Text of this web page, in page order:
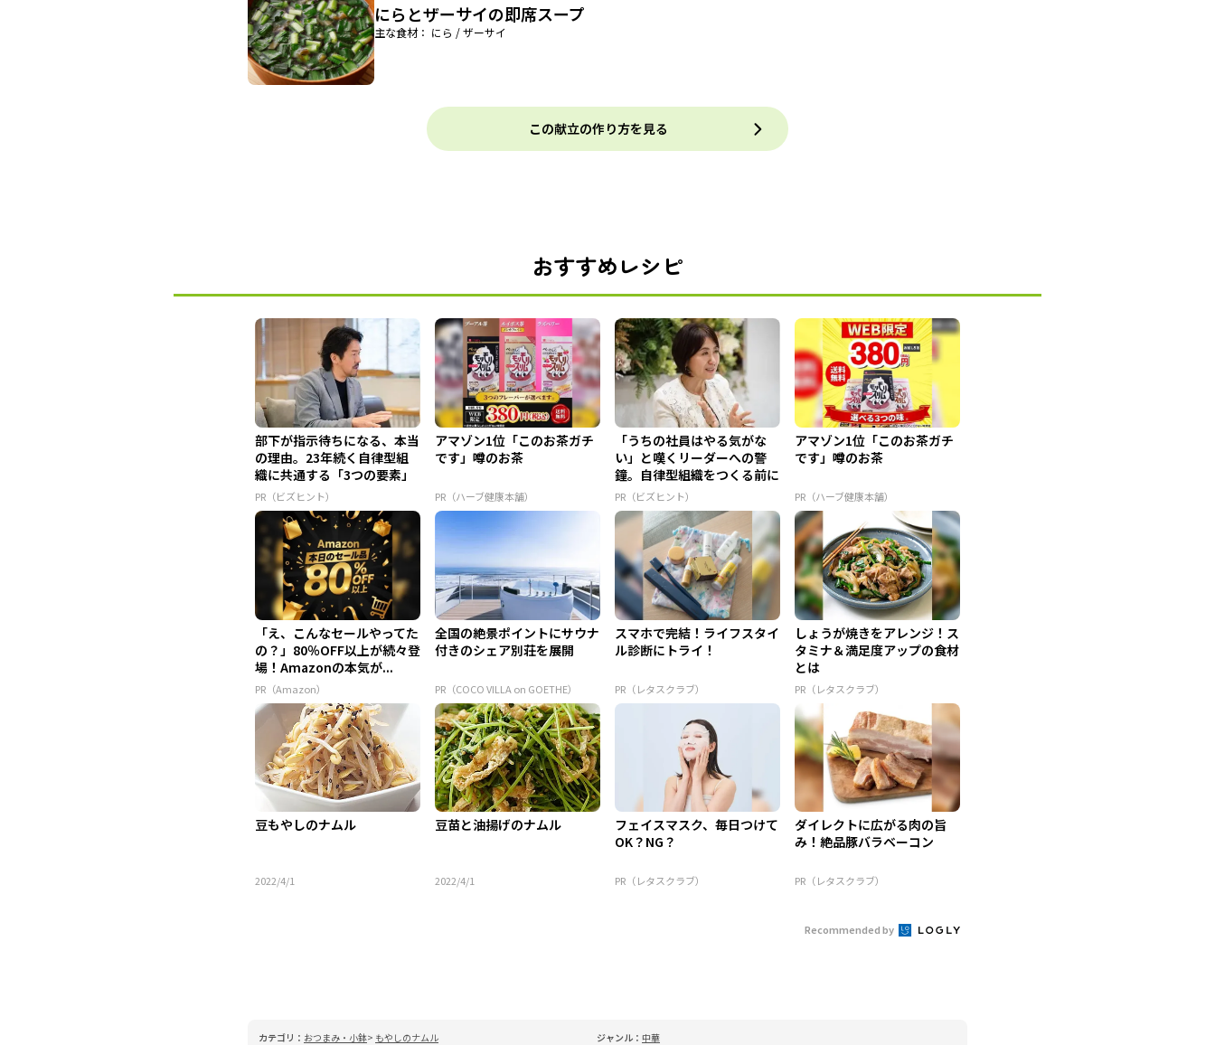
にらとザーサイの即席スープ
主な食材： にら / ザーサイ
この献立の作り方を見る
おすすめレシピ
部下が指示待ちになる、本当
の理由。23年続く自律型組
織に共通する「3つの要素」
PR（ビズヒント）
アマゾン1位「このお茶ガチ
です」噂のお茶
PR（ハーブ健康本舗）
「うちの社員はやる気がな
い」と嘆くリーダーへの警
鐘。自律型組織をつくる前に
外せな...
PR（ビズヒント）
アマゾン1位「このお茶ガチ
です」噂のお茶
PR（ハーブ健康本舗）
「え、こんなセールやってた
の？」80％OFF以上が続々登
場！Amazonの本気が...
PR（Amazon）
全国の絶景ポイントにサウナ
付きのシェア別荘を展開
PR（COCO VILLA on GOETHE）
スマホで完結！ライフスタイ
ル診断にトライ！
PR（レタスクラブ）
しょうが焼きをアレンジ！ス
タミナ＆満足度アップの食材
とは
PR（レタスクラブ）
豆もやしのナムル
2022/4/1
豆苗と油揚げのナムル
2022/4/1
フェイスマスク、毎日つけて
OK？NG？
PR（レタスクラブ）
ダイレクトに広がる肉の旨
み！絶品豚バラベーコン
PR（レタスクラブ）
Recommended by
カテゴリ： おつまみ・小鉢 もやしのナムル ジャンル： 中華